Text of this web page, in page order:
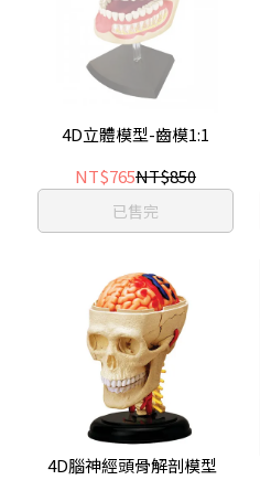
4D立體模型-齒模1:1
NT$765NT$850
已售完
4D腦神經頭骨解剖模型